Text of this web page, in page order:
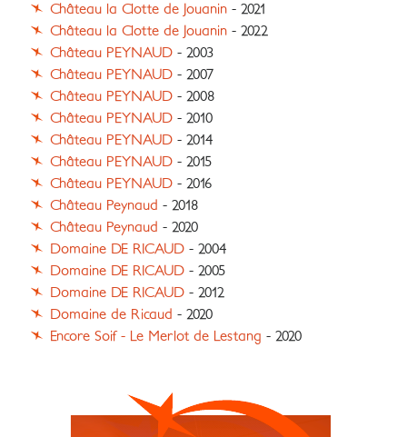
Château la Clotte de Jouanin - 2021
Château la Clotte de Jouanin - 2022
Château PEYNAUD - 2003
Château PEYNAUD - 2007
Château PEYNAUD - 2008
Château PEYNAUD - 2010
Château PEYNAUD - 2014
Château PEYNAUD - 2015
Château PEYNAUD - 2016
Château Peynaud - 2018
Château Peynaud - 2020
Domaine DE RICAUD - 2004
Domaine DE RICAUD - 2005
Domaine DE RICAUD - 2012
Domaine de Ricaud - 2020
Encore Soif - Le Merlot de Lestang - 2020